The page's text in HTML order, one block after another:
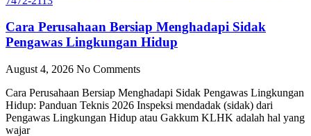
Cara Perusahaan Bersiap Menghadapi Sidak
Pengawas Lingkungan Hidup
August 4, 2026 No Comments
Cara Perusahaan Bersiap Menghadapi Sidak Pengawas Lingkungan
Hidup: Panduan Teknis 2026 Inspeksi mendadak (sidak) dari
Pengawas Lingkungan Hidup atau Gakkum KLHK adalah hal yang
wajar